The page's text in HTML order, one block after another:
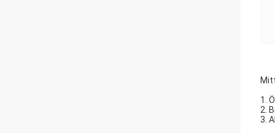
1.
2.
3.